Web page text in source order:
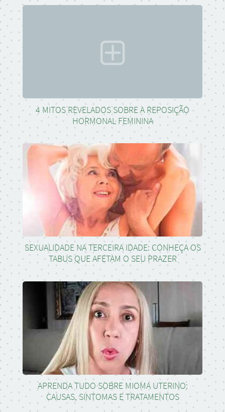
4 MITOS REVELADOS SOBRE A REPOSIÇÃO
HORMONAL FEMININA
SEXUALIDADE NA TERCEIRA IDADE: CONHEÇA OS
TABUS QUE AFETAM O SEU PRAZER
APRENDA TUDO SOBRE MIOMA UTERINO:
CAUSAS, SINTOMAS E TRATAMENTOS